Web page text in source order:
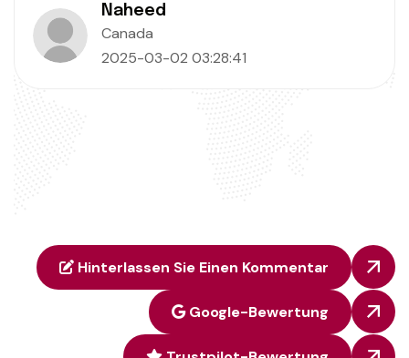
Hinterlassen Sie Einen Kommentar
Google-Bewertung